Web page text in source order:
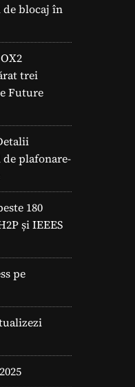
blocaj în
trei
Future
plafonare-
180
și IEEES
pe